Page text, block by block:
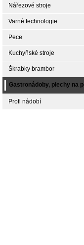
Nářezové stroje
Varné technologie
Pece
Kuchyňské stroje
Škrabky brambor
Gastronádoby, plechy na
Profi nádobí